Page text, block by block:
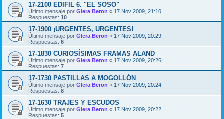
17-2100 EDIFIL 6. "EL SOSO"
Último mensaje por Glera Beron « 17 Nov 2009, 21:10
Respuestas: 10
17-1900 ¡URGENTES, URGENTES!
Último mensaje por Glera Beron « 17 Nov 2009, 20:29
Respuestas: 6
17-1830 CURIOSÍSIMAS FRAMAS ALAND
Último mensaje por Glera Beron « 17 Nov 2009, 20:26
Respuestas: 7
17-1730 PASTILLAS A MOGOLLÓN
Último mensaje por Glera Beron « 17 Nov 2009, 20:24
Respuestas: 8
17-1630 TRAJES Y ESCUDOS
Último mensaje por Glera Beron « 17 Nov 2009, 20:22
Respuestas: 5